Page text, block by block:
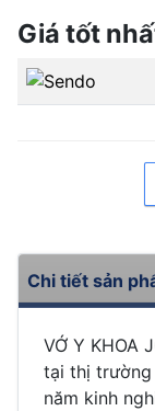
Giá tốt
Chi tiết sản
VỚ Y KHOA
tại thị trường
năm kinh